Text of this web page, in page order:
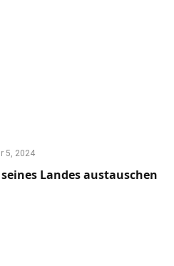
5, 2024
Landes austauschen